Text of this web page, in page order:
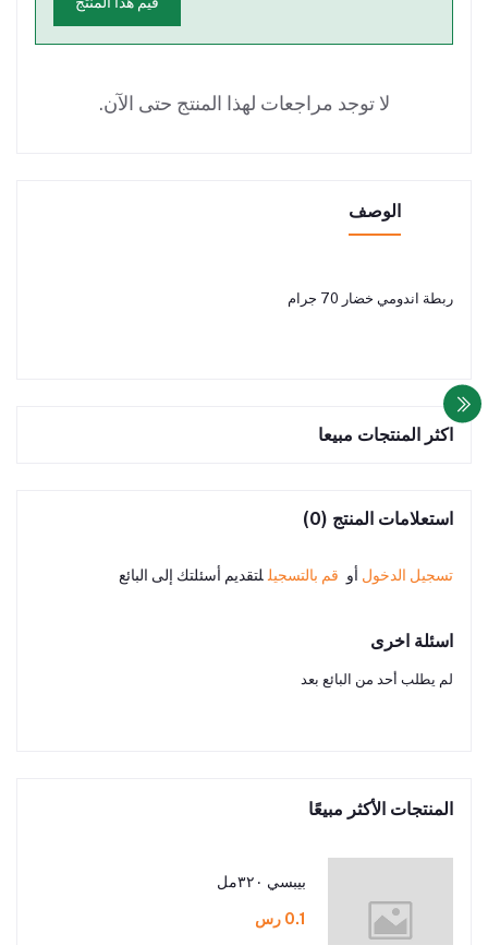
لا توجد مراجعات لهذا المنتج حتى الآن.
الوصف
ربطة اندومي خضار 70 جرام
اكثر المنتجات مبيعا
استعلامات المنتج (0)
تسجيل الدخول أو قم بالتسجيل لتقديم أسئلتك إلى البائع
اسئلة اخرى
لم يطلب أحد من البائع بعد
المنتجات الأكثر مبيعًا
بيبسي ٣٢٠مل
0.1 رس